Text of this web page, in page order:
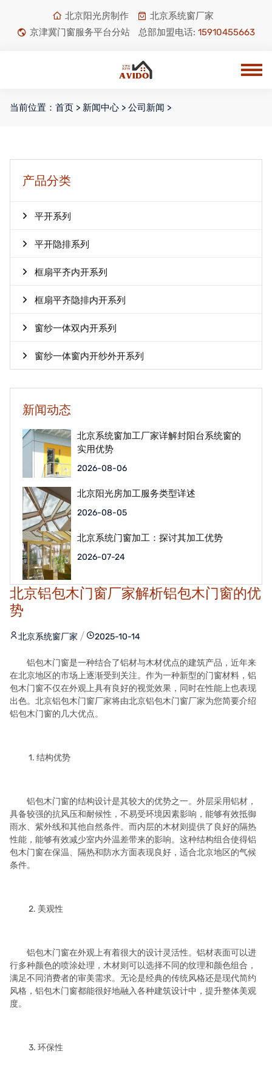
北京阳光房制作
北京系统窗厂家
京津冀门窗服务平台分站
总部加盟电话: 15910455663
当前位置： 首页 > 新闻中心 > 公司新闻 >
产品分类
平开系列
平开隐排系列
框扇平齐内开系列
框扇平齐隐排内开系列
窗纱一体双内开系列
窗纱一体窗内开纱外开系列
新闻动态
北京系统窗加工厂家详解封阳台系统窗的
实用优势
2026-08-06
北京阳光房加工服务类型详述
2026-08-05
北京系统门窗加工：探讨其加工优势
2026-07-24
北京铝包木门窗厂家解析铝包木门窗的优
势
北京系统窗厂家 2025-10-14
铝包木门窗是一种结合了铝材与木材优点的建筑产品，近年来
在北京地区的市场上逐渐受到关注。作为一种新型的门窗材料，铝
包木门窗不仅在外观上具有良好的视觉效果，同时在性能上也表现
出色。北京铝包木门窗厂家将由北京铝包木门窗厂家为您简要介绍
铝包木门窗的几大优点。
1. 结构优势
铝包木门窗的结构设计是其较大的优势之一。外层采用铝材，
具备较强的抗风压和耐候性，不易受环境因素影响，能够有效抵御
雨水、紫外线和其他自然条件。而内层的木材则提供了良好的隔热
性能，能够有效减少室内外温差带来的影响。这种结构组合使得铝
包木门窗在保温、隔热和防水方面表现良好，适合北京地区的气候
条件。
2. 美观性
铝包木门窗在外观上有着很大的设计灵活性。铝材表面可以进
行多种颜色的喷涂处理，木材则可以选择不同的纹理和颜色组合，
满足不同消费者的审美需求。无论是经典的传统风格还是现代简约
风格，铝包木门窗都能很好地融入各种建筑设计中，提升整体美观
度。
3. 环保性